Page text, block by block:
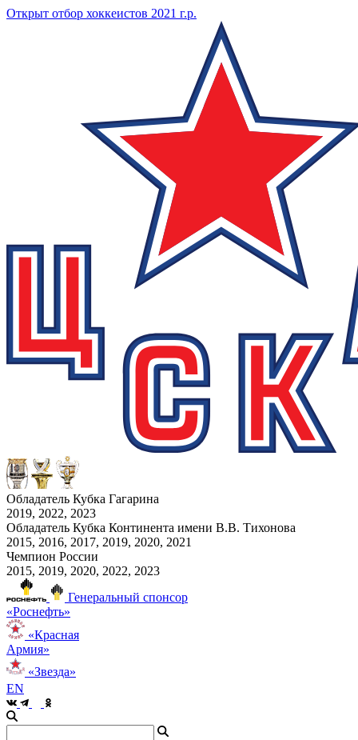
Открыт отбор хоккеистов 2021 г.р.
Обладатель Кубка Гагарина
2019, 2022, 2023
Обладатель Кубка Континента имени В.В. Тихонова
2015, 2016, 2017, 2019, 2020, 2021
Чемпион России
2015, 2019, 2020, 2022, 2023
Генеральный спонсор
«Роснефть»
«Красная
Армия»
«Звезда»
EN